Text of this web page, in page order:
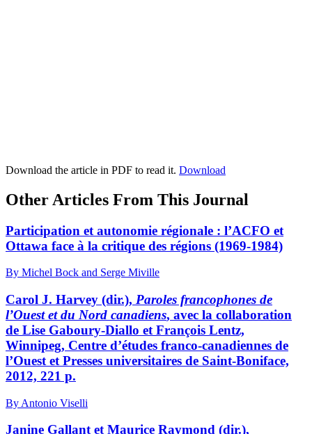
Download the article in PDF to read it. Download
Other Articles From This Journal
Participation et autonomie régionale : l’ACFO et
Ottawa face à la critique des régions (1969-1984)
By Michel Bock and Serge Miville
Carol J. Harvey (dir.), Paroles francophones de
l’Ouest et du Nord canadiens, avec la collaboration
de Lise Gaboury-Diallo et François Lentz,
Winnipeg, Centre d’études franco-canadiennes de
l’Ouest et Presses universitaires de Saint-Boniface,
2012, 221 p.
By Antonio Viselli
Janine Gallant et Maurice Raymond (dir.),